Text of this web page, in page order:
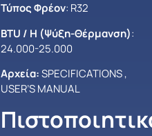
Τύπος Φρέον: R32
BTU / H (Ψύξη-Θέρμανση):
24.000-25.000
Αρχεία:SPECIFICATIONS,
USER’S MANUAL